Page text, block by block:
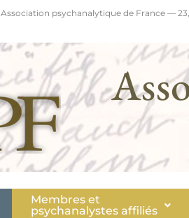
Association psychanalytique de France —
Membres et
psychanalystes affiliés